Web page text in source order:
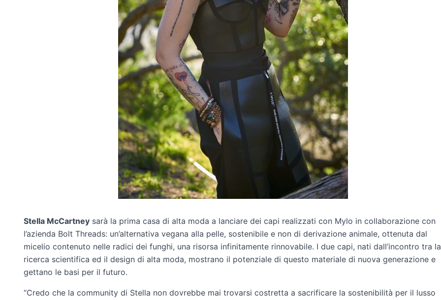
Stella McCartney sarà la prima casa di alta moda a lanciare dei capi realizzati con Mylo in collaborazione con
l’azienda Bolt Threads: un’alternativa vegana alla pelle, sostenibile e non di derivazione animale, ottenuta dal
micelio contenuto nelle radici dei funghi, una risorsa infinitamente rinnovabile. I due capi, nati dall’incontro tra la
ricerca scientifica ed il design di alta moda, mostrano il potenziale di questo materiale di nuova generazione e
gettano le basi per il futuro.
“Credo che la community di Stella non dovrebbe mai trovarsi costretta a sacrificare la sostenibilità per il lusso